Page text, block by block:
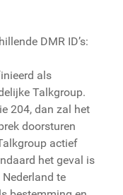
DMR ID’s:
als
Talkgroup.
204, dan zal het
doorsturen
actief
het geval is
te